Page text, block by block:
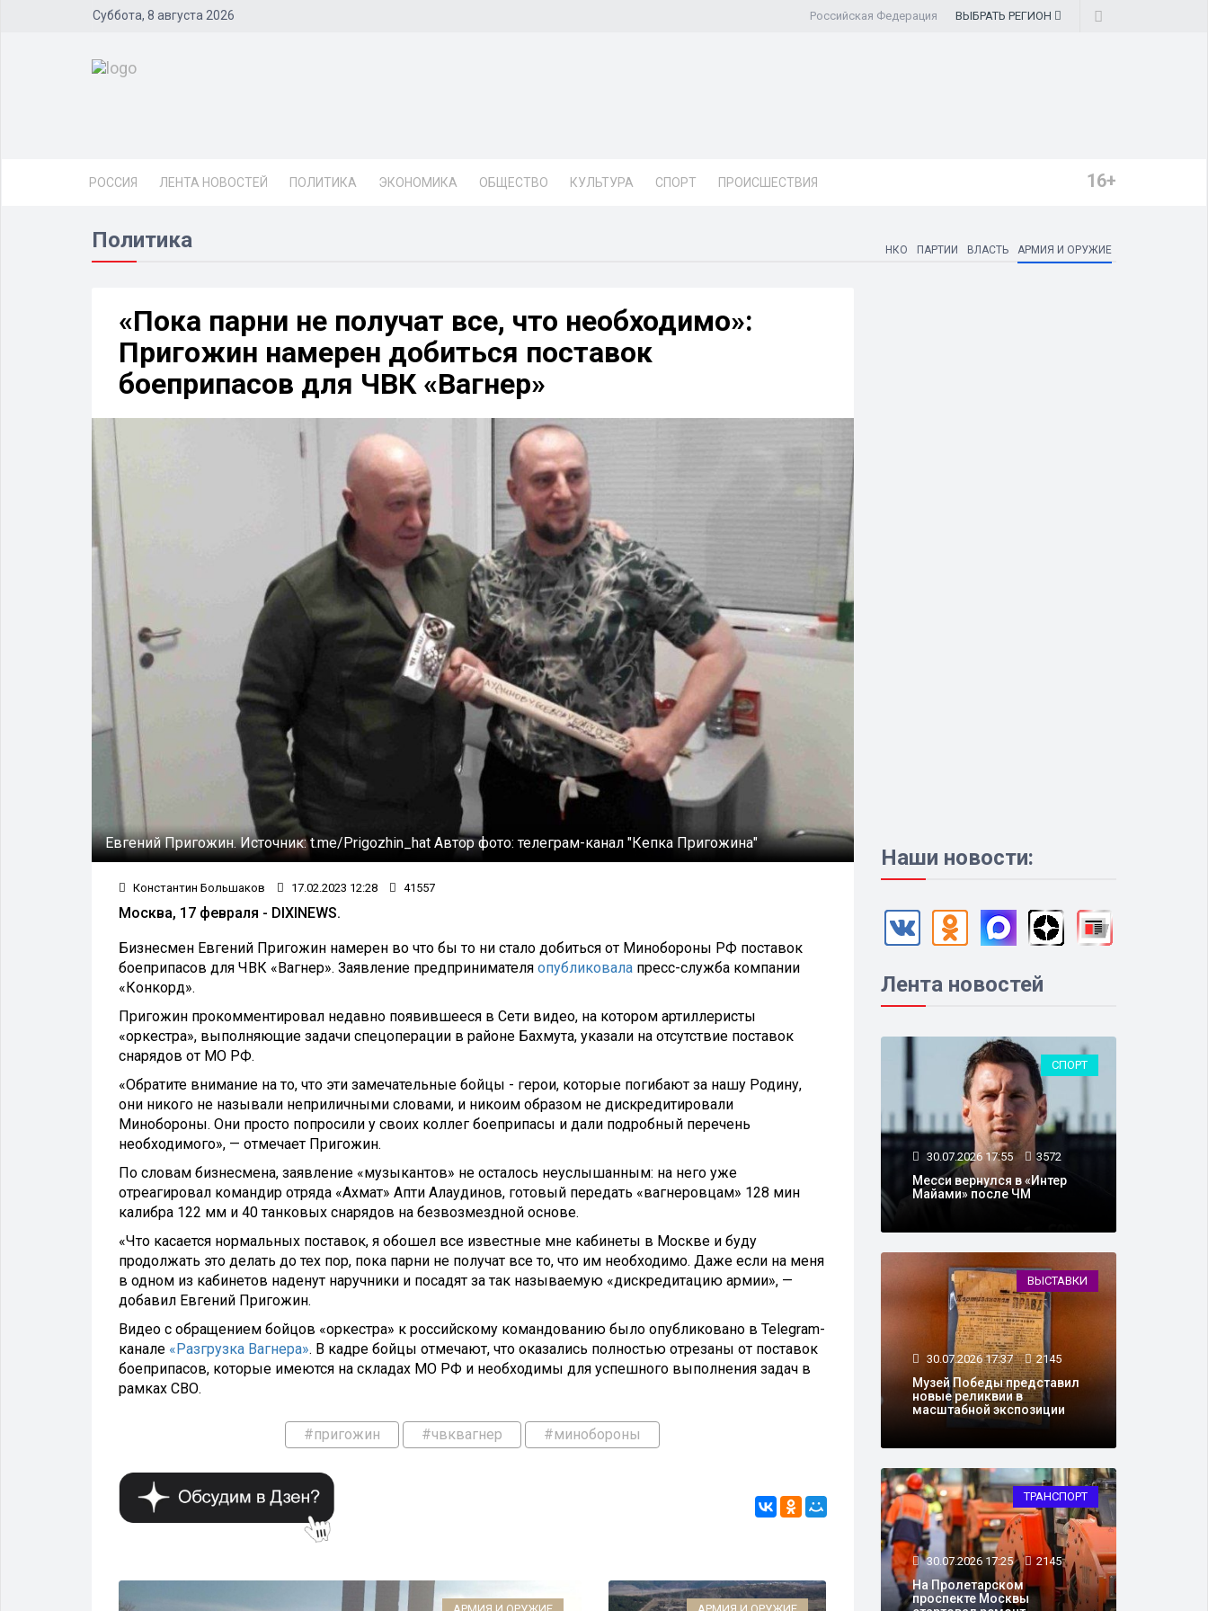
Суббота, 8 августа 2026 Российская Федерация ВЫБРАТЬ РЕГИОН
РОССИЯ ЛЕНТА НОВОСТЕЙ ПОЛИТИКА ЭКОНОМИКА ОБЩЕСТВО КУЛЬТУРА СПОРТ ПРОИСШЕСТВИЯ 16+
Политика НКО ПАРТИИ ВЛАСТЬ АРМИЯ И ОРУЖИЕ
«Пока парни не получат все, что необходимо»:
Пригожин намерен добиться поставок
боеприпасов для ЧВК «Вагнер»
Евгений Пригожин.Источник:t.me/Prigozhin_hat Автор фото: телеграм-канал "Кепка Пригожина"
Константин Большаков 17.02.2023 12:28 41557
Москва, 17 февраля - DIXINEWS.
Бизнесмен Евгений Пригожин намерен во что бы то ни стало добиться от Минобороны РФ поставок
боеприпасов для ЧВК «Вагнер». Заявление предпринимателя опубликовала пресс-служба компании
«Конкорд».
Пригожин прокомментировал недавно появившееся в Сети видео, на котором артиллеристы
«оркестра», выполняющие задачи спецоперации в районе Бахмута, указали на отсутствие поставок
снарядов от МО РФ.
«Обратите внимание на то, что эти замечательные бойцы - герои, которые погибают за нашу Родину,
они никого не называли неприличными словами, и никоим образом не дискредитировали
Минобороны. Они просто попросили у своих коллег боеприпасы и дали подробный перечень
необходимого», — отмечает Пригожин.
По словам бизнесмена, заявление «музыкантов» не осталось неуслышанным: на него уже
отреагировал командир отряда «Ахмат» Апти Алаудинов, готовый передать «вагнеровцам» 128 мин
калибра 122 мм и 40 танковых снарядов на безвозмездной основе.
«Что касается нормальных поставок, я обошел все известные мне кабинеты в Москве и буду
продолжать это делать до тех пор, пока парни не получат все то, что им необходимо. Даже если на меня
в одном из кабинетов наденут наручники и посадят за так называемую «дискредитацию армии», —
добавил Евгений Пригожин.
Видео с обращением бойцов «оркестра» к российскому командованию было опубликовано в Telegram-
канале «Разгрузка Вагнера». В кадре бойцы отмечают, что оказались полностью отрезаны от поставок
боеприпасов, которые имеются на складах МО РФ и необходимы для успешного выполнения задач в
рамках СВО.
#пригожин #чвквагнер #минобороны
Наши новости:
Лента новостей
СПОРТ
30.07.2026 17:55 3572
Месси вернулся в «Интер
Майами» после ЧМ
ВЫСТАВКИ
30.07.2026 17:37 2145
Музей Победы представил
новые реликвии в
масштабной экспозиции
ТРАНСПОРТ
30.07.2026 17:25 2145
На Пролетарском
проспекте Москвы